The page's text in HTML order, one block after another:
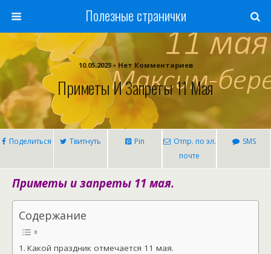
Полезные странички
10.05.2023 • Нет Комментариев
Приметы И Запреты 11 Мая
Поделиться Твитнуть Pin
Отпр. по эл.
почте
SMS
Приметы и запреты 11 мая.
Содержание
Какой праздник отмечается 11 мая.